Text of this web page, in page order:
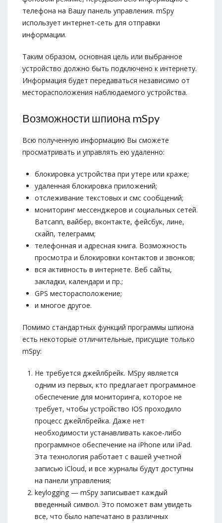
телефона на Вашу панель управления. mSpy
использует интернет-сеть для отправки
информации.
Таким образом, основная цель или выбранное
устройство должно быть подключено к интернету.
Информация будет передаваться независимо от
месторасположения наблюдаемого устройства.
Возможности шпиона mSpy
Всю полученную информацию Вы сможете
просматривать и управлять ею удаленно:
блокировка устройства при утере или краже;
удаленная блокировка приложений;
отслеживание текстовых и смс сообщений;
мониторинг мессенджеров и социальных сетей.
Ватсапп, вайбер, вконтакте, фейсбук, лине,
скайп, телеграмм;
телефонная и адресная книга. Возможность
просмотра и блокировки контактов и звонков;
вся активность в интернете. Веб сайты,
закладки, календари и пр.;
GPS месторасположение;
и многое другое.
Помимо стандартных функций программы шпиона
есть некоторые отличительные, присущие только
mSpy:
Не требуется джейлбрейк. MSpy является
одним из первых, кто предлагает программное
обеспечение для мониторинга, которое не
требует, чтобы устройство IOS проходило
процесс джейлбрейка. Даже нет
необходимости устанавливать какое-либо
программное обеспечение на iPhone или iPad.
Эта технология работает с вашей учетной
записью iCloud, и все журналы будут доступны
на панели управления;
keylogging — mSpy записывает каждый
введенный символ. Это поможет вам увидеть
все, что было напечатано в различных